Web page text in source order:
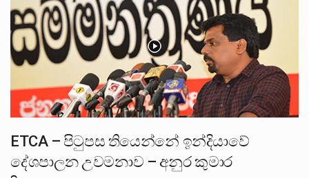
ETCA – පිටුපස තියෙන්නේ ඉන්දියාවේ
දේශපාලන උවමනාව – අනුර කුමාර